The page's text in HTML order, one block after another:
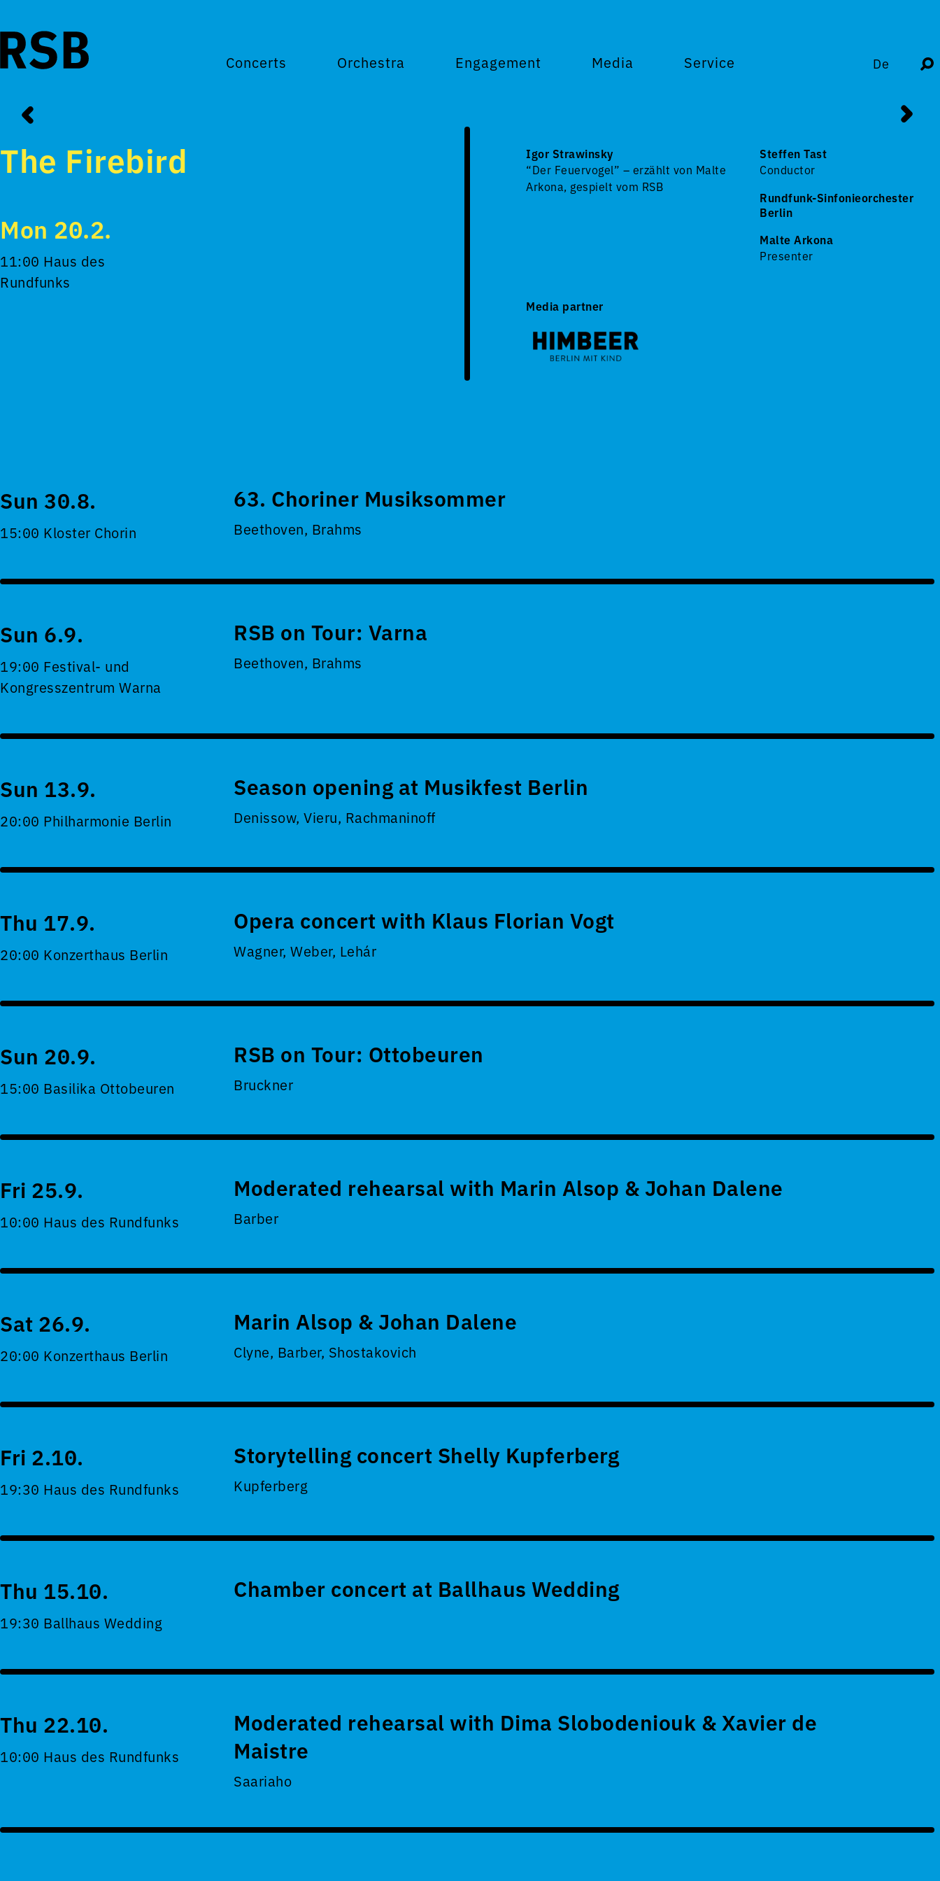
Concerts Orchestra Engagement Media Service De
Mon 20.2.
11:00 Haus des
Rundfunks
The Firebird
Igor Strawinsky
“Der Feuervogel” – erzählt von Malte
Arkona, gespielt vom RSB
Steffen Tast
Conductor
Rundfunk-Sinfonieorchester
Berlin
Malte Arkona
Presenter
Media partner
Sun 30.8.
15:00 Kloster Chorin
63. Choriner Musiksommer
Beethoven, Brahms
Sun 6.9.
19:00 Festival- und
Kongresszentrum Warna
RSB on Tour: Varna
Beethoven, Brahms
Sun 13.9.
20:00 Philharmonie Berlin
Season opening at Musikfest Berlin
Denissow, Vieru, Rachmaninoff
Thu 17.9.
20:00 Konzerthaus Berlin
Opera concert with Klaus Florian Vogt
Wagner, Weber, Lehár
Sun 20.9.
15:00 Basilika Ottobeuren
RSB on Tour: Ottobeuren
Bruckner
Fri 25.9.
10:00 Haus des Rundfunks
Moderated rehearsal with Marin Alsop & Johan Dalene
Barber
Sat 26.9.
20:00 Konzerthaus Berlin
Marin Alsop & Johan Dalene
Clyne, Barber, Shostakovich
Fri 2.10.
19:30 Haus des Rundfunks
Storytelling concert Shelly Kupferberg
Kupferberg
Thu 15.10.
19:30 Ballhaus Wedding
Chamber concert at Ballhaus Wedding
Thu 22.10.
10:00 Haus des Rundfunks
Moderated rehearsal with Dima Slobodeniouk & Xavier de
Maistre
Saariaho